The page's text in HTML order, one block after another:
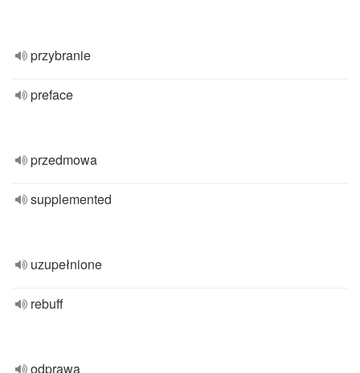
przybranie
preface
przedmowa
supplemented
uzupełnione
rebuff
odprawa